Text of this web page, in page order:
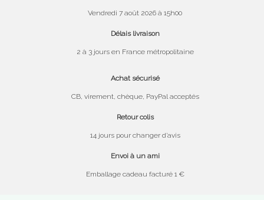
Vendredi 7 août 2026 à 15h00
Délais livraison
2 à 3 jours en France métropolitaine
Achat sécurisé
CB, virement, chèque, PayPal acceptés
Retour colis
14 jours pour changer d’avis
Envoi à un ami
Emballage cadeau facturé 1 €